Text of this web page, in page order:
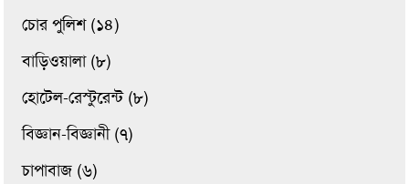
চোর পুলিশ (১৪)
বাড়িওয়ালা (৮)
হোটেল-রেস্টুরেন্ট (৮)
বিজ্ঞান-বিজ্ঞানী (৭)
চাপাবাজ (৬)